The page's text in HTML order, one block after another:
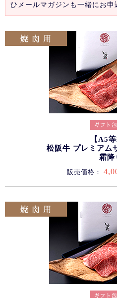
ひメールマガジンも一緒にお申
【A5等
松阪牛 プレミアム
霜降
販売価格：